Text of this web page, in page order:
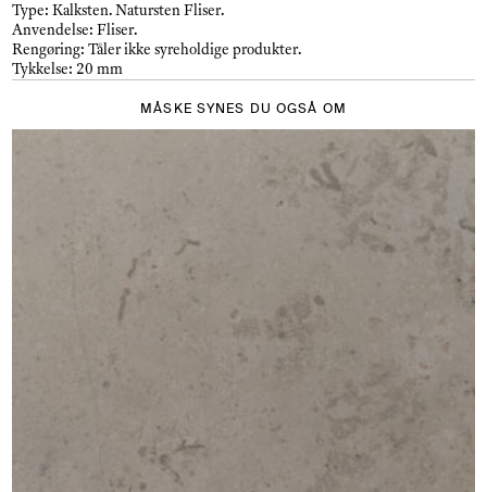
Type:Kalksten.Natursten Fliser.
Anvendelse:Fliser.
Rengøring:Tåler ikke syreholdige produkter.
Tykkelse:20 mm
MÅSKE SYNES DU OGSÅ OM